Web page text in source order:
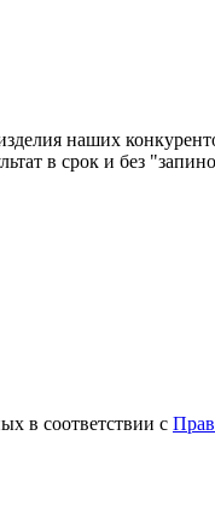
наших
в срок и без
в соответствии с